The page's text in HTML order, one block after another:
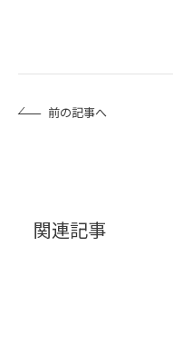
前の記事へ
関連記事